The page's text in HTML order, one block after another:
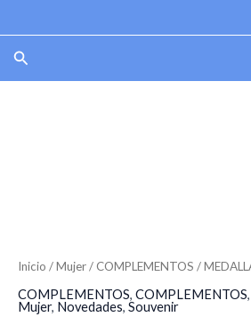
al
contenido
Buscar
Inicio /Mujer/ COMPLEMENTOS /
COMPLEMENTOS, COMPLEMENTOS,
Mujer, Novedades, Souvenir
cantidad